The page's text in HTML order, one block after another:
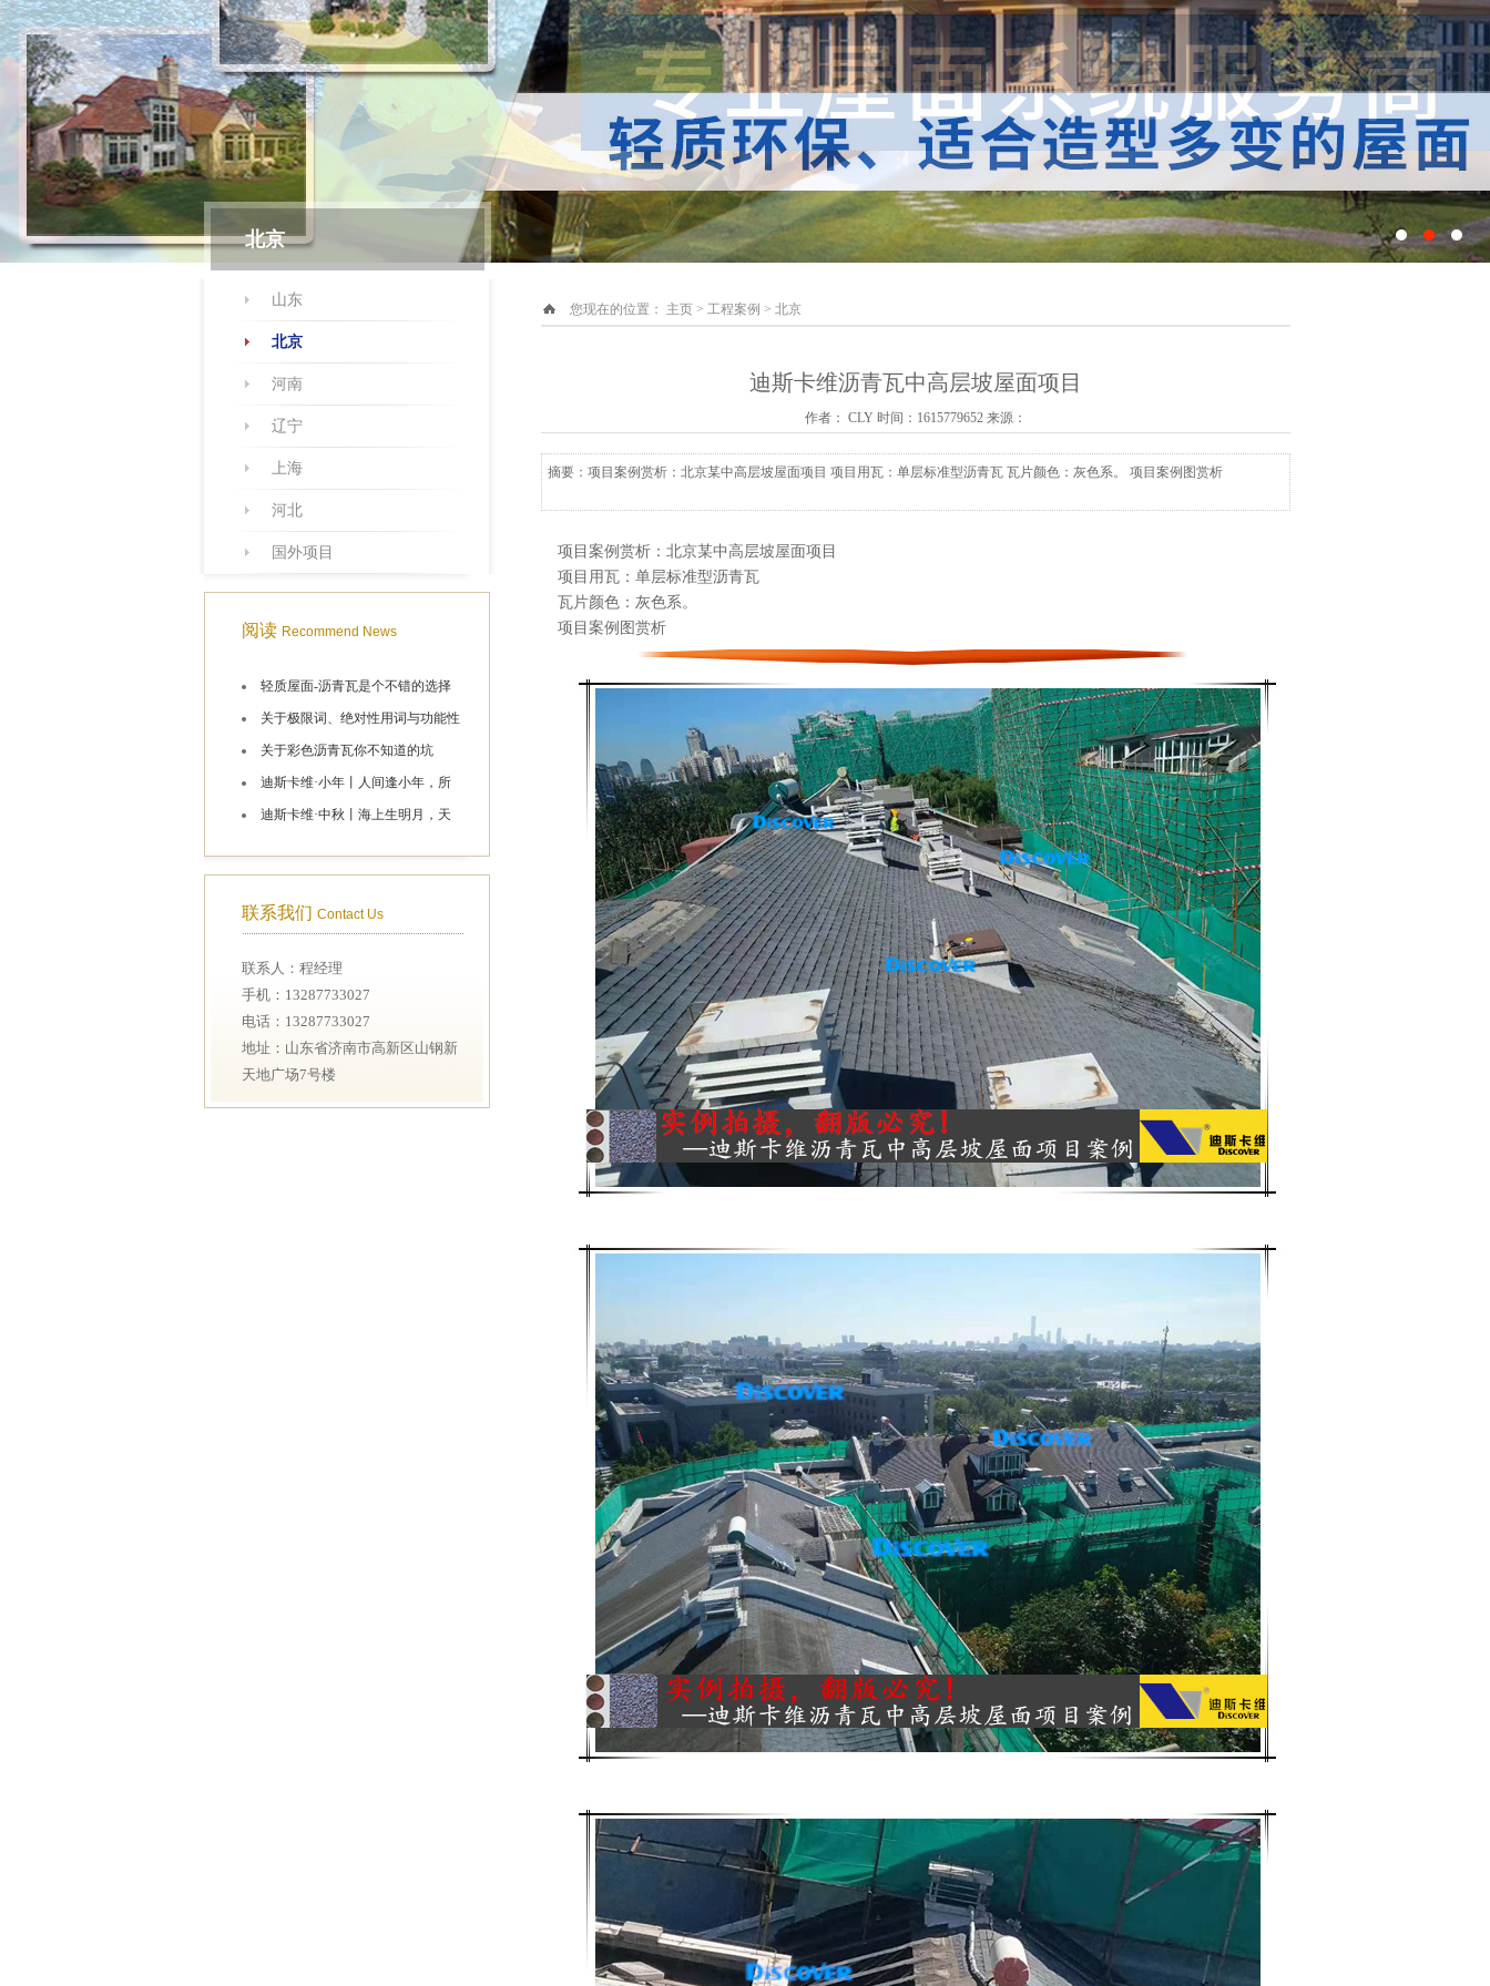
北京
山东
北京
河南
辽宁
上海
河北
国外项目
阅读 Recommend News
轻质屋面-沥青瓦是个不错的选择
关于极限词、绝对性用词与功能性
关于彩色沥青瓦你不知道的坑
迪斯卡维·小年丨人间逢小年，所
迪斯卡维·中秋丨海上生明月，天
联系我们 Contact Us
联系人：程经理
手机：13287733027
电话：13287733027
地址：山东省济南市高新区山钢新
天地广场7号楼
您现在的位置： 主页 > 工程案例 > 北京
迪斯卡维沥青瓦中高层坡屋面项目
作者： CLY 时间：1615779652 来源：
摘要：项目案例赏析：北京某中高层坡屋面项目 项目用瓦：单层标准型沥青瓦 瓦片颜色：灰色系。 项目案例图赏析
项目案例赏析：北京某中高层坡屋面项目
项目用瓦：单层标准型沥青瓦
瓦片颜色：灰色系。
项目案例图赏析